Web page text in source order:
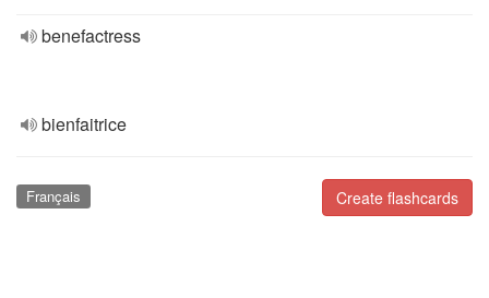
benefactress
bienfaitrice
Create flashcards
Français